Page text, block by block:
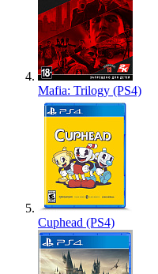
Mafia: Trilogy (PS4)
Cuphead (PS4)